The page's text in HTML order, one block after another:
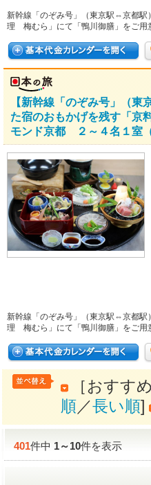
新幹線「のぞみ号」（東京駅⇔京都駅
理 梅むら」にて「鴨川御膳」をご用
【新幹線「のぞみ号」（東
た宿のおもかげを残す「
モンド京都 ２～４名１室
新幹線「のぞみ号」（東京駅⇔京都駅
理 梅むら」にて「鴨川御膳」をご用
［おすす
順／長い順]
401件中1～10件を表示